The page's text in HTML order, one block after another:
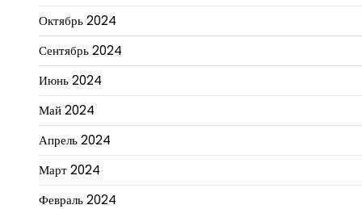
Октябрь 2024
Сентябрь 2024
Июнь 2024
Май 2024
Апрель 2024
Март 2024
Февраль 2024